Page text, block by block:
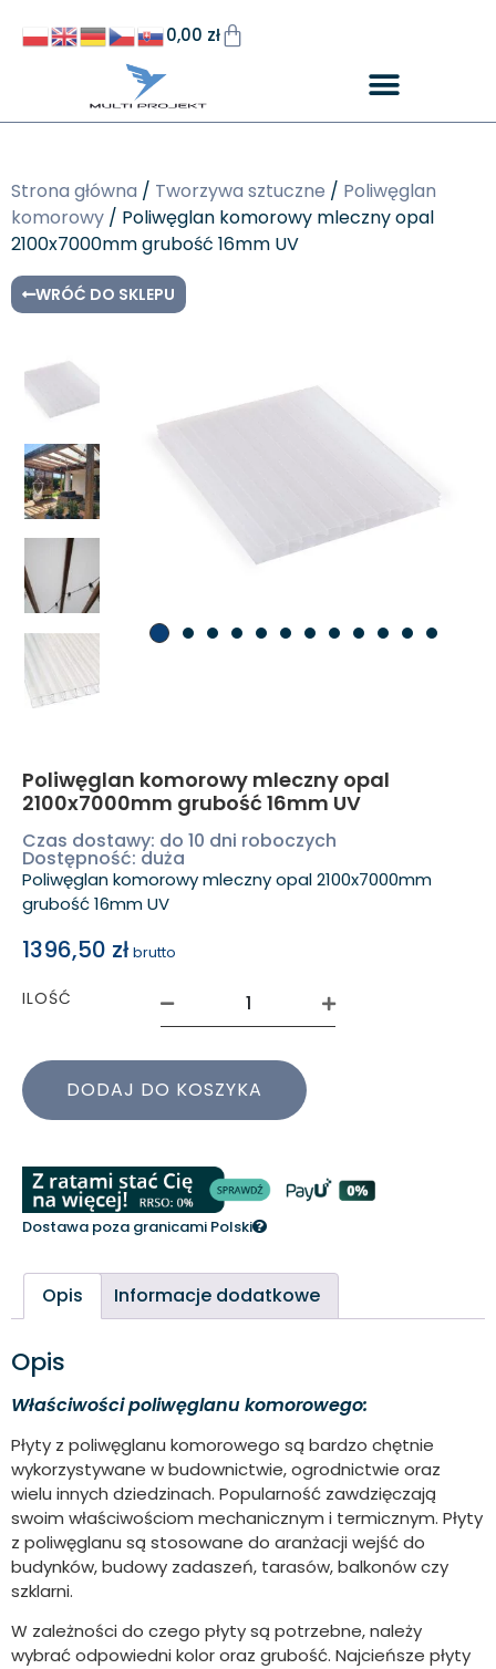
0,00 zł
Strona główna / Tworzywa sztuczne / Poliwęglan
komorowy / Poliwęglan komorowy mleczny opal
2100x7000mm grubość 16mm UV
WRÓĆ DO SKLEPU
Poliwęglan komorowy mleczny opal
2100x7000mm grubość 16mm UV
Czas dostawy: do 10 dni roboczych
Dostępność: duża
Poliwęglan komorowy mleczny opal 2100x7000mm
grubość 16mm UV
1396,50 zł brutto
ILOŚĆ
DODAJ DO KOSZYKA
Dostawa poza granicami Polski
Opis Informacje dodatkowe
Opis
Właściwości poliwęglanu komorowego:
Płyty z poliwęglanu komorowego są bardzo chętnie
wykorzystywane w budownictwie, ogrodnictwie oraz
wielu innych dziedzinach. Popularność zawdzięczają
swoim właściwościom mechanicznym i termicznym. Płyty
z poliwęglanu są stosowane do aranżacji wejść do
budynków, budowy zadaszeń, tarasów, balkonów czy
szklarni.
W zależności do czego płyty są potrzebne, należy
wybrać odpowiedni kolor oraz grubość. Najcieńsze płyty